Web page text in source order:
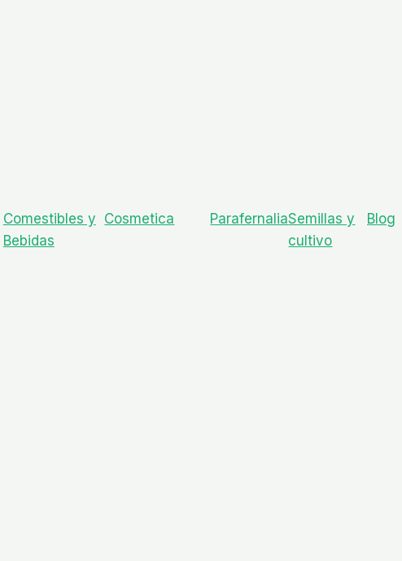
Comestibles y
Bebidas
Cosmetica ParafernaliaSemillas y
cultivo
Blog